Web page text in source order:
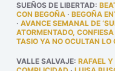
SUEÑOS DE LIBERTAD:
CON BEGOÑA· BEGOÑA
· AVANCE SEMANAL DE
ATORMENTADO,
TASIO YA NO OCULTAN LO
VALLE SALVAJE: RAFAEL